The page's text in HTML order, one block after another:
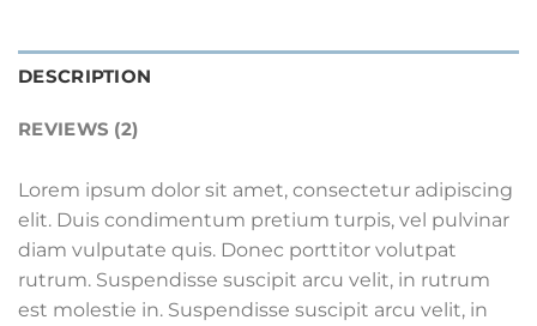
DESCRIPTION
REVIEWS (2)
Lorem ipsum dolor sit amet, consectetur adipiscing
elit. Duis condimentum pretium turpis, vel pulvinar
diam vulputate quis. Donec porttitor volutpat
rutrum. Suspendisse suscipit arcu velit, in rutrum
est molestie in. Suspendisse suscipit arcu velit, in